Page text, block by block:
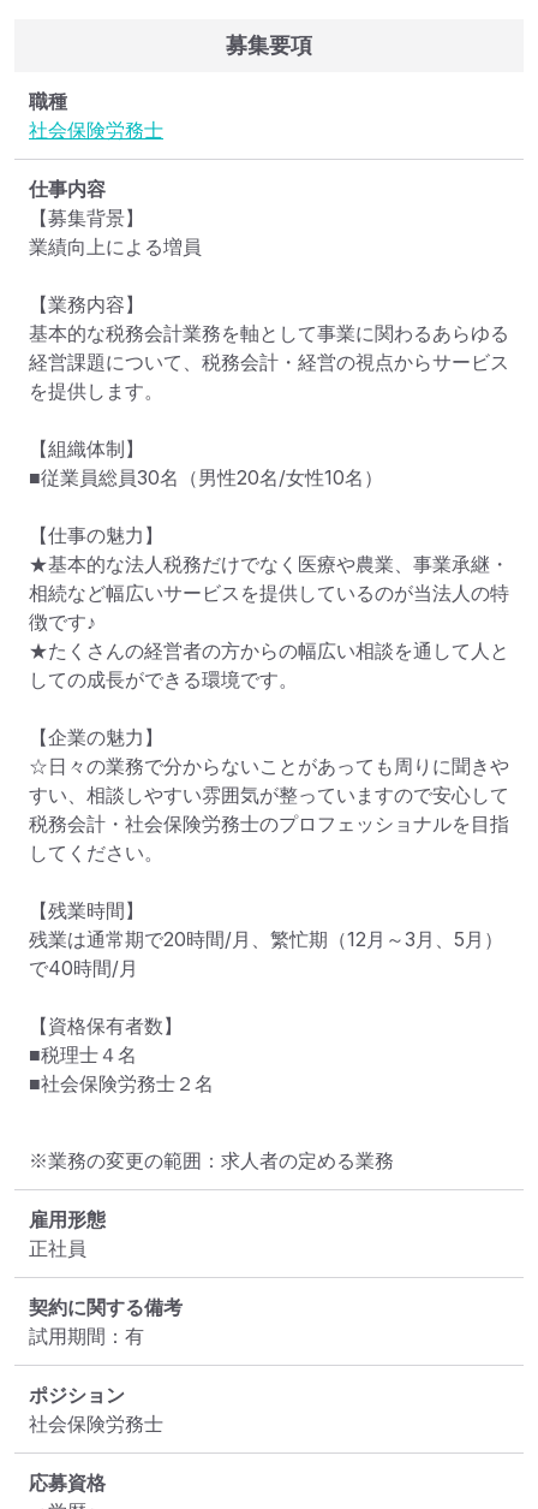
募集要項
職種
社会保険労務士
仕事内容
【募集背景】
業績向上による増員
【業務内容】
基本的な税務会計業務を軸として事業に関わるあらゆる
経営課題について、税務会計・経営の視点からサービス
を提供します。
【組織体制】
■従業員総員30名（男性20名/女性10名）
【仕事の魅力】
★基本的な法人税務だけでなく医療や農業、事業承継・
相続など幅広いサービスを提供しているのが当法人の特
徴です♪
★たくさんの経営者の方からの幅広い相談を通して人と
しての成長ができる環境です。
【企業の魅力】
☆日々の業務で分からないことがあっても周りに聞きや
すい、相談しやすい雰囲気が整っていますので安心して
税務会計・社会保険労務士のプロフェッショナルを目指
してください。
【残業時間】
残業は通常期で20時間/月、繁忙期（12月～3月、5月）
で40時間/月
【資格保有者数】
■税理士４名
■社会保険労務士２名
※業務の変更の範囲：求人者の定める業務
雇用形態
正社員
契約に関する備考
試用期間：有
ポジション
社会保険労務士
応募資格